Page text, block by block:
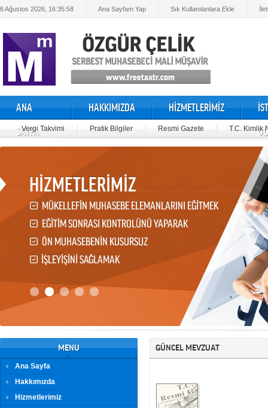
6 Ağustos 2026, 16:35:58 Ana Sayfam Yap Sık Kullanılanlara Ekle
ANA
SAYFA
HAKKIMIZDA HİZMETLERİMİZ
Vergi Takvimi Pratik Bilgiler Resmi Gazete T.C. Kimlik
MENU
Ana Sayfa
Hakkımızda
Hizmetlerimiz
GÜNCEL MEVZUAT